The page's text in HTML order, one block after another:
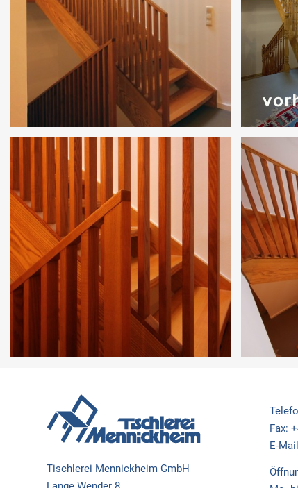
Tischlerei Mennickheim GmbH
Fax:
E-